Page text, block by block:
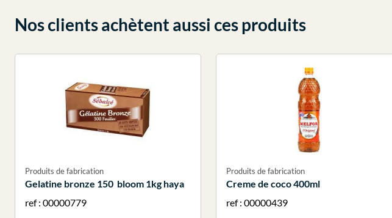
Nos clients achètent aussi ces produits
Produits de fabrication
Gelatine bronze 150 bloom 1kg haya
ref : 00000779
Produits de fabrication
Creme de coco 400ml
ref : 00000439